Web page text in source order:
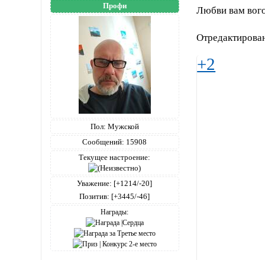
Профи
Пол: Мужской
Сообщений: 15908
Текущее настроение:
Уважение: [+1214/-20]
Позитив: [+3445/-46]
Награды:
Любви вам
+2